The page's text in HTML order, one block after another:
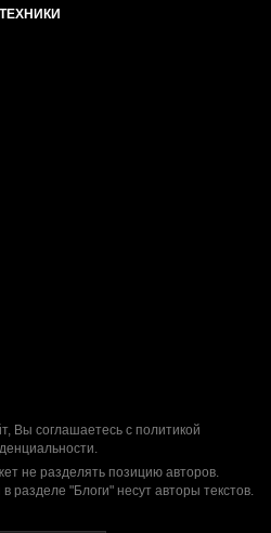
Вы соглашаетесь с политикой
.
не разделять позицию авторов.
разделе "Блоги" несут авторы текстов.